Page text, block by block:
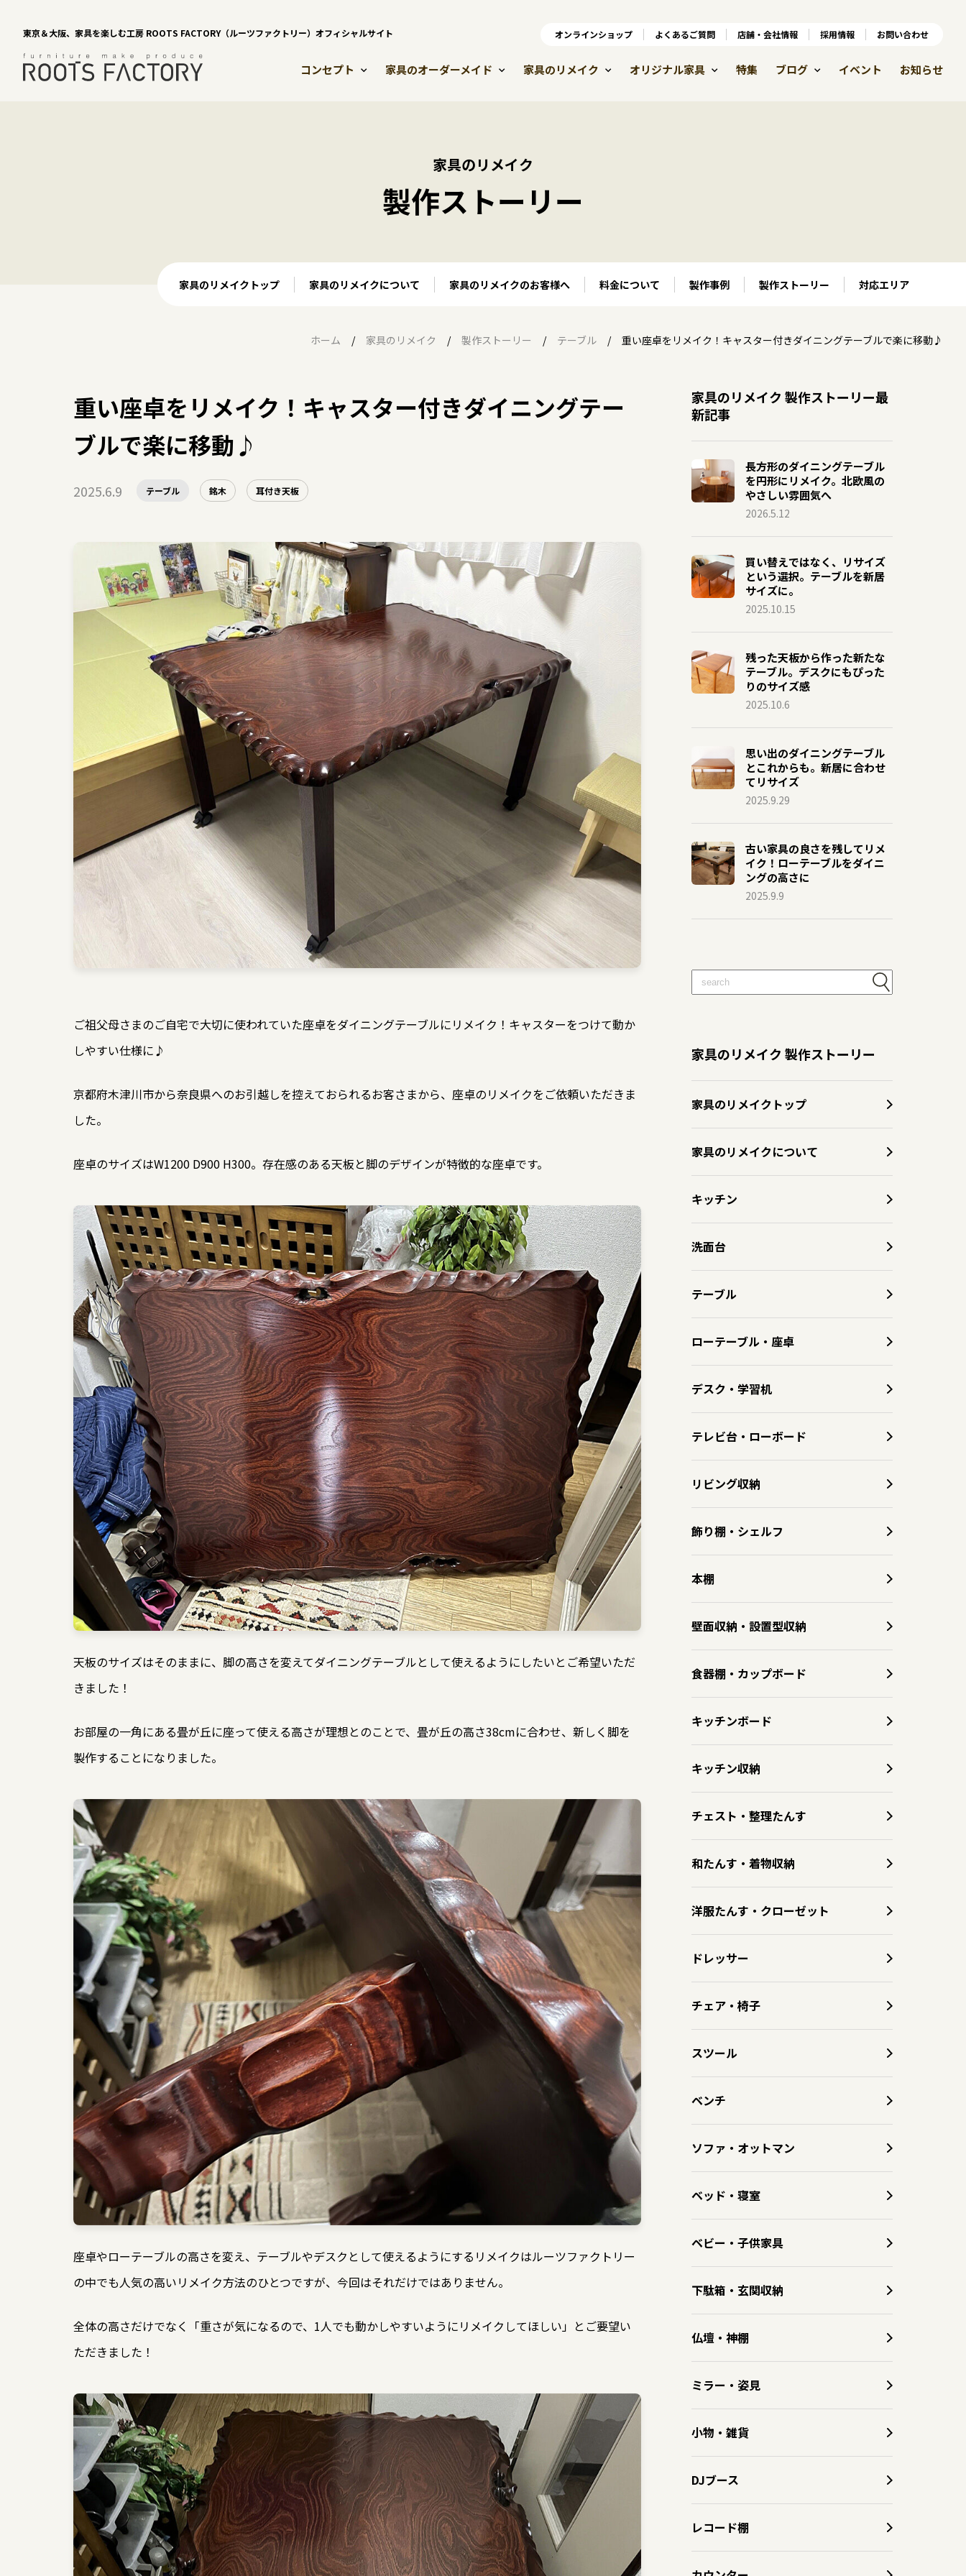
東京＆大阪、家具を楽しむ工房 ROOTS FACTORY（ルーツファクトリー）オフィシャルサイト オンラインショップ よくあるご質問 店舗・会社情報 採用情報
コンセプト 家具のオーダーメイド 家具のリメイク オリジナル家具 特集 ブログ イベント お知らせ
オンラインショップ よくあるご質問 店舗・会社情報 採用情報 お問い合わせ
家具のリメイク
製作ストーリー
家具のリメイクトップ 家具のリメイクについて 家具のリメイクのお客様へ 料金について 製作事例 製作ストーリー 対応エリア
ホーム 家具のリメイク 製作ストーリー テーブル 重い座卓をリメイク！キャスター付きダイニングテーブルで楽に移動♪
重い座卓をリメイク！キャスター付きダイニングテー
ブルで楽に移動♪
2025.6.9 テーブル 銘木 耳付き天板
ご祖父母さまのご自宅で大切に使われていた座卓をダイニングテーブルにリメイク！キャスターをつけて動か
しやすい仕様に♪
京都府木津川市から奈良県へのお引越しを控えておられるお客さまから、座卓のリメイクをご依頼いただきま
した。
座卓のサイズはW1200 D900 H300。存在感のある天板と脚のデザインが特徴的な座卓です。
天板のサイズはそのままに、脚の高さを変えてダイニングテーブルとして使えるようにしたいとご希望いただ
きました！
お部屋の一角にある畳が丘に座って使える高さが理想とのことで、畳が丘の高さ38cmに合わせ、新しく脚を
製作することになりました。
座卓やローテーブルの高さを変え、テーブルやデスクとして使えるようにするリメイクはルーツファクトリー
の中でも人気の高いリメイク方法のひとつですが、今回はそれだけではありません。
全体の高さだけでなく「重さが気になるので、1人でも動かしやすいようにリメイクしてほしい」とご要望い
ただきました！
家具のリメイク 製作ストーリー最
新記事
長方形のダイニングテーブル
を円形にリメイク。北欧風の
やさしい雰囲気へ
2026.5.12
買い替えではなく、リサイズ
という選択。テーブルを新居
サイズに。
2025.10.15
残った天板から作った新たな
テーブル。デスクにもぴった
りのサイズ感
2025.10.6
思い出のダイニングテーブル
とこれからも。新居に合わせ
てリサイズ
2025.9.29
古い家具の良さを残してリメ
イク！ローテーブルをダイニ
ングの高さに
2025.9.9
家具のリメイク 製作ストーリー
家具のリメイクトップ
家具のリメイクについて
キッチン
洗面台
テーブル
ローテーブル・座卓
デスク・学習机
テレビ台・ローボード
リビング収納
飾り棚・シェルフ
本棚
壁面収納・設置型収納
食器棚・カップボード
キッチンボード
キッチン収納
チェスト・整理たんす
和たんす・着物収納
洋服たんす・クローゼット
ドレッサー
チェア・椅子
スツール
ベンチ
ソファ・オットマン
ベッド・寝室
ベビー・子供家具
下駄箱・玄関収納
仏壇・神棚
ミラー・姿見
小物・雑貨
DJブース
レコード棚